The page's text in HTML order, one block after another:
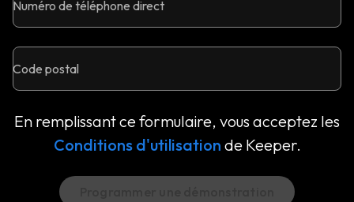
Numéro de téléphone direct
Code postal
En remplissant ce formulaire, vous acceptez les
Conditions d'utilisation de Keeper.